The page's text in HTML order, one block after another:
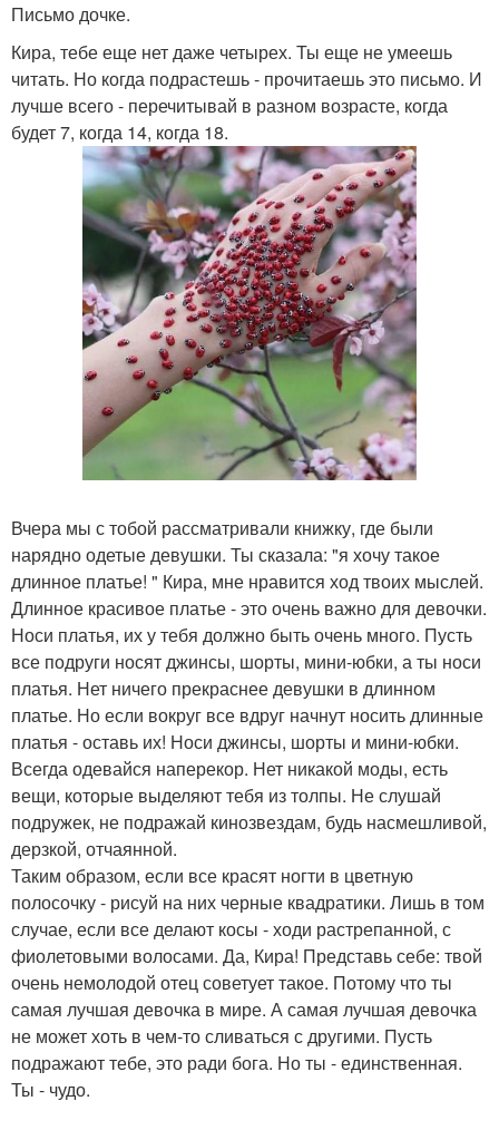
Письмо дочке.
Кира, тебе еще нет даже четырех. Ты еще не умеешь
читать. Но когда подрастешь - прочитаешь это письмо. И
лучше всего - перечитывай в разном возрасте, когда
будет 7, когда 14, когда 18.
Вчера мы с тобой рассматривали книжку, где были
нарядно одетые девушки. Ты сказала: "я хочу такое
длинное платье! " Кира, мне нравится ход твоих мыслей.
Длинное красивое платье - это очень важно для девочки.
Носи платья, их у тебя должно быть очень много. Пусть
все подруги носят джинсы, шорты, мини-юбки, а ты носи
платья. Нет ничего прекраснее девушки в длинном
платье. Но если вокруг все вдруг начнут носить длинные
платья - оставь их! Носи джинсы, шорты и мини-юбки.
Всегда одевайся наперекор. Нет никакой моды, есть
вещи, которые выделяют тебя из толпы. Не слушай
подружек, не подражай кинозвездам, будь насмешливой,
дерзкой, отчаянной.
Таким образом, если все красят ногти в цветную
полосочку - рисуй на них черные квадратики. Лишь в том
случае, если все делают косы - ходи растрепанной, с
фиолетовыми волосами. Да, Кира! Представь себе: твой
очень немолодой отец советует такое. Потому что ты
самая лучшая девочка в мире. А самая лучшая девочка
не может хоть в чем-то сливаться с другими. Пусть
подражают тебе, это ради бога. Но ты - единственная.
Ты - чудо.